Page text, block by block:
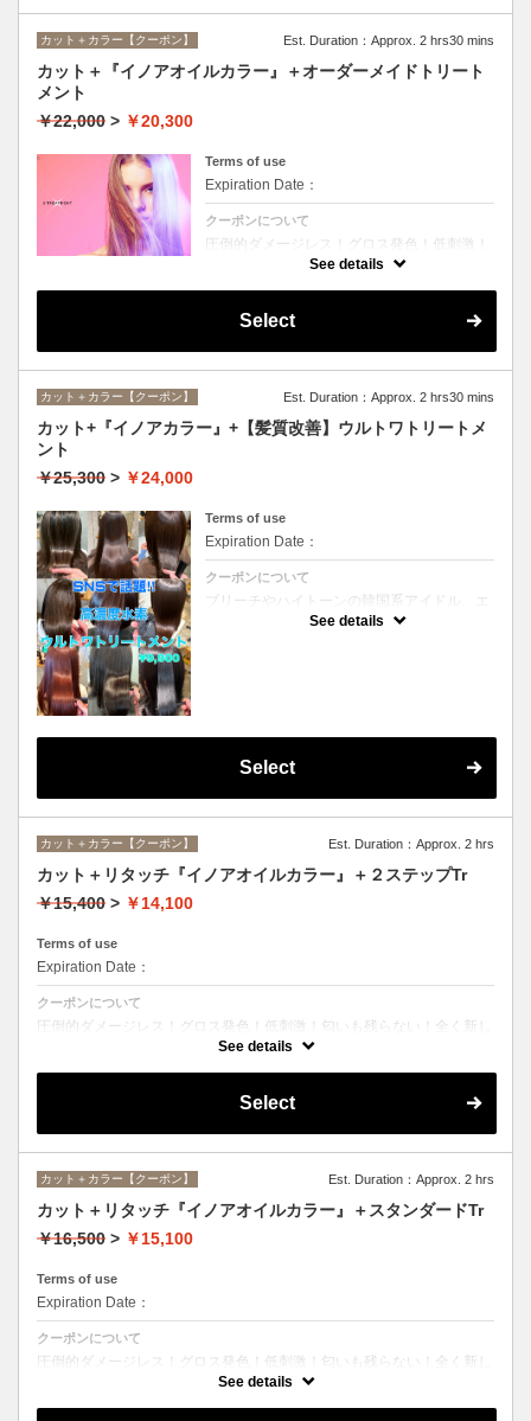
カット＋カラー【クーポン】 Est. Duration：Approx. 2 hrs30 mins
カット＋『イノアオイルカラー』＋オーダーメイドトリート
メント
￥22,000 > ￥20,300
Terms of use
Expiration Date：
クーポンについて
圧倒的ダメージレス！グロス発色！低刺激！
匂いも残らない！全く新しい処方のイノアオ
イルカラーのセットメニュー☆シャンプー、
ブロー込み。※リタッチカラーの場合は
See details
Select
カット＋カラー【クーポン】 Est. Duration：Approx. 2 hrs30 mins
カット+『イノアカラー』+【髪質改善】ウルトワトリートメ
ント
￥25,300 > ￥24,000
Terms of use
Expiration Date：
クーポンについて
ブリーチやハイトーンの韓国系アイドル、エ
イジング毛にお悩みの美魔女も夢中！全ての
世代、髪質、メニューに対応できる髪質改善
See details
Select
カット＋カラー【クーポン】 Est. Duration：Approx. 2 hrs
カット＋リタッチ『イノアオイルカラー』＋２ステップTr
￥15,400 > ￥14,100
Terms of use
Expiration Date：
クーポンについて
圧倒的ダメージレス！グロス発色！低刺激！匂いも残らない！全く新し
い処方のイノアオイルカラーのセットメニュー☆シャンプー、ブロー込
See details
Select
カット＋カラー【クーポン】 Est. Duration：Approx. 2 hrs
カット＋リタッチ『イノアオイルカラー』＋スタンダードTr
￥16,500 > ￥15,100
Terms of use
Expiration Date：
クーポンについて
圧倒的ダメージレス！グロス発色！低刺激！匂いも残らない！全く新し
い処方のイノアオイルカラーのセットメニュー☆シャンプー、ブロー込
See details